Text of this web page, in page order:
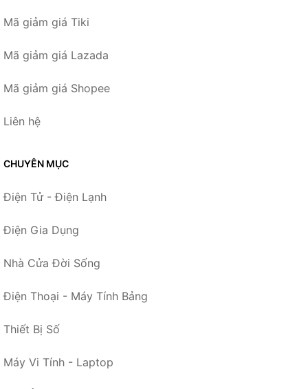
Mã giảm giá Tiki
Mã giảm giá Lazada
Mã giảm giá Shopee
Liên hệ
CHUYÊN MỤC
Điện Tử - Điện Lạnh
Điện Gia Dụng
Nhà Cửa Đời Sống
Điện Thoại - Máy Tính Bảng
Thiết Bị Số
Máy Vi Tính - Laptop